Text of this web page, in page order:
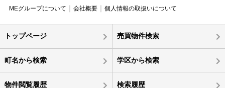
MEグループについて 会社概要 個人情報の取扱いについて
トップページ 売買物件検索
町名から検索 学区から検索
物件閲覧履歴 検索履歴